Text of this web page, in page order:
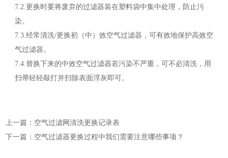
7.2.更换时要将废弃的过滤器装在塑料袋中集中处理，防止污
染。
7.3.经常清洗/更换初（中）效空气过滤器，可有效地保护高效空
气过滤器。
7.4.替换下来的中效空气过滤器若污染不严重，可不必清洗，用
扫帚轻轻敲打并扫除表面浮灰即可。
上一篇：空气过滤网清洗更换记录表
下一篇：空气过滤器更换过程中我们需要注意哪些事项？